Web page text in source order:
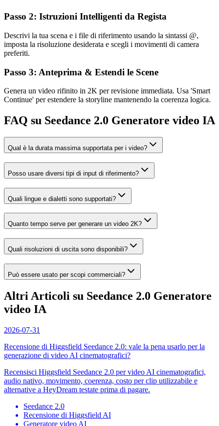
Passo 2: Istruzioni Intelligenti da Regista
Descrivi la tua scena e i file di riferimento usando la sintassi @,
imposta la risoluzione desiderata e scegli i movimenti di camera
preferiti.
Passo 3: Anteprima & Estendi le Scene
Genera un video rifinito in 2K per revisione immediata. Usa 'Smart
Continue' per estendere la storyline mantenendo la coerenza logica.
FAQ su Seedance 2.0 Generatore video IA
Qual è la durata massima supportata per i video?
Posso usare diversi tipi di input di riferimento?
Quali lingue e dialetti sono supportati?
Quanto tempo serve per generare un video 2K?
Quali risoluzioni di uscita sono disponibili?
Può essere usato per scopi commerciali?
Altri Articoli su Seedance 2.0 Generatore
video IA
2026-07-31
Recensione di Higgsfield Seedance 2.0: vale la pena usarlo per la
generazione di video AI cinematografici?
Recensisci Higgsfield Seedance 2.0 per video AI cinematografici,
audio nativo, movimento, coerenza, costo per clip utilizzabile e
alternative a HeyDream testate prima di pagare.
Seedance 2.0
Recensione di Higgsfield AI
Generatore video AI